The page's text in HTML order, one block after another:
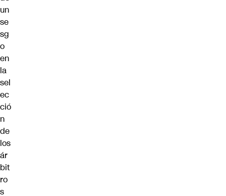
un
se
sg
o
en
la
sel
ec
ció
n
de
los
ár
bit
ro
s